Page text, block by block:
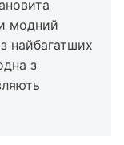
модний
найбагатших
з